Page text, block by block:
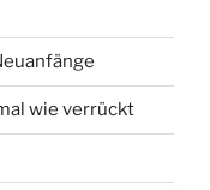
wie verrückt